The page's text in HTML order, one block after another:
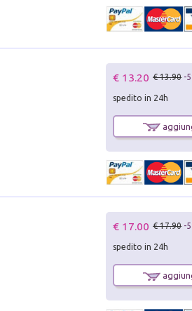
€ 13.20 € 13.90 -
spedito in 24h
€ 17.00 € 17.90 -
spedito in 24h